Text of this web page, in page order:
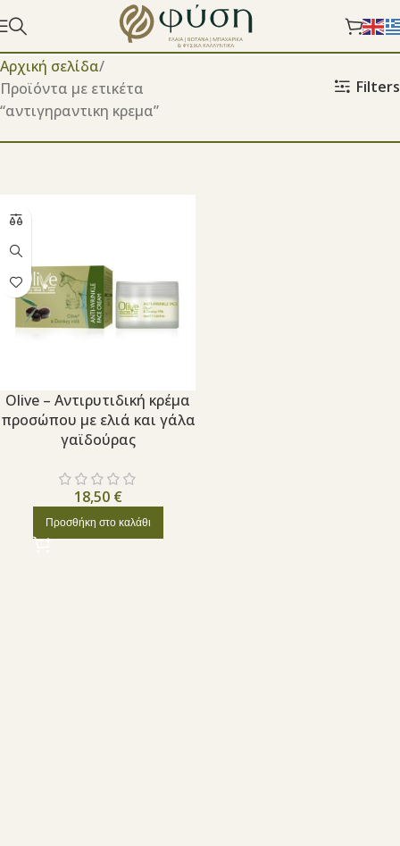
Αρχική σελίδα
Προϊόντα με ετικέτα
“αντιγηραντικη κρεμα”
Filters
Olive – Αντιρυτιδική κρέμα
προσώπου με ελιά και γάλα
γαϊδούρας
18,50 €
Προσθήκη στο καλάθι